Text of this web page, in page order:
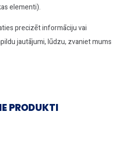
elementi).
precizēt informāciju vai
jautājumi, lūdzu, zvaniet mums
PRODUKTI